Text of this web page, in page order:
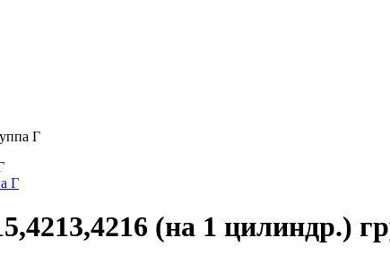
Г
(на 1 цилиндр.)